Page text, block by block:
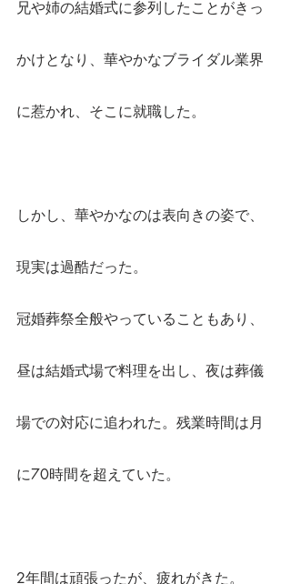
兄や姉の結婚式に参列したことがきっ
かけとなり、華やかなブライダル業界
に惹かれ、そこに就職した。
しかし、華やかなのは表向きの姿で、
現実は過酷だった。
冠婚葬祭全般やっていることもあり、
昼は結婚式場で料理を出し、夜は葬儀
場での対応に追われた。残業時間は月
に70時間を超えていた。
2年間は頑張ったが、疲れがきた。